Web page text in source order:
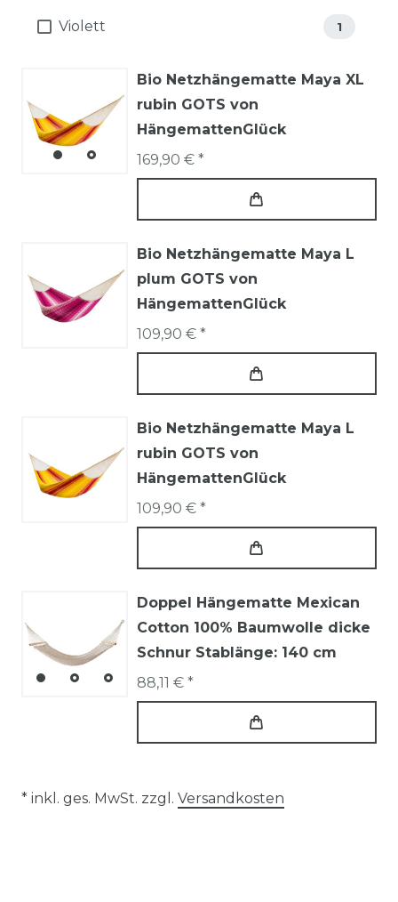
Violett 1
Bio Netzhängematte Maya XL
rubin GOTS von
HängemattenGlück
169,90 € *
Bio Netzhängematte Maya L
plum GOTS von
HängemattenGlück
109,90 € *
Bio Netzhängematte Maya L
rubin GOTS von
HängemattenGlück
109,90 € *
Doppel Hängematte Mexican
Cotton 100% Baumwolle dicke
Schnur Stablänge: 140 cm
88,11 € *
* inkl. ges. MwSt. zzgl. Versandkosten